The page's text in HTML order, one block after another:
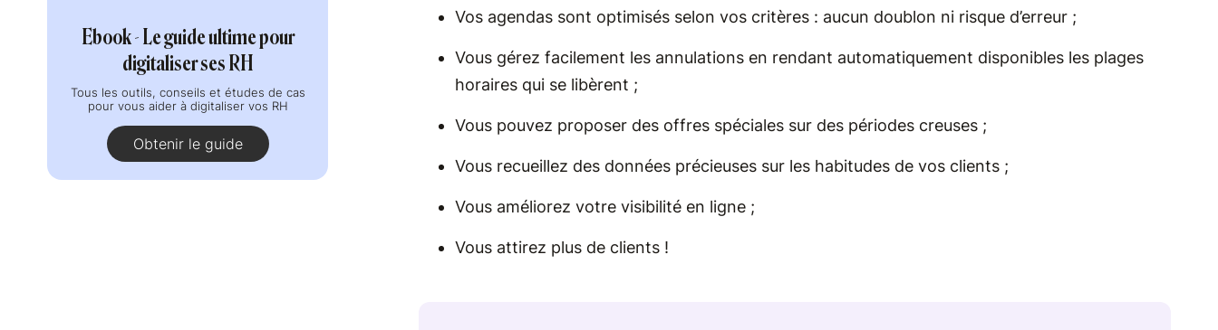
Ebook - Le guide ultime pour
digitaliser ses RH
Tous les outils, conseils et études de cas
pour vous aider à digitaliser vos RH
Obtenir le guide
Vos agendas sont optimisés selon vos critères : aucun doublon ni risque d’erreur ;
Vous gérez facilement les annulations en rendant automatiquement disponibles les plages
horaires qui se libèrent ;
Vous pouvez proposer des offres spéciales sur des périodes creuses ;
Vous recueillez des données précieuses sur les habitudes de vos clients ;
Vous améliorez votre visibilité en ligne ;
Vous attirez plus de clients !